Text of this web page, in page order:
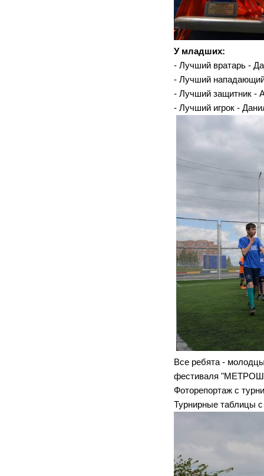
У младших:
- Лучший вратарь -
- Лучший
- Лучший защитник -
- Лучший игрок -
Все ребята -
фестиваля
Фоторепортаж с
Турнирные таблицы